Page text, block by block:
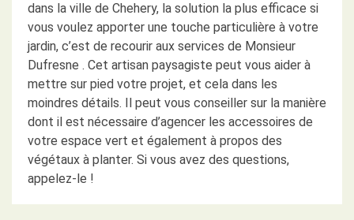
dans la ville de Chehery, la solution la plus efficace si
vous voulez apporter une touche particulière à votre
jardin, c’est de recourir aux services de Monsieur
Dufresne . Cet artisan paysagiste peut vous aider à
mettre sur pied votre projet, et cela dans les
moindres détails. Il peut vous conseiller sur la manière
dont il est nécessaire d’agencer les accessoires de
votre espace vert et également à propos des
végétaux à planter. Si vous avez des questions,
appelez-le !